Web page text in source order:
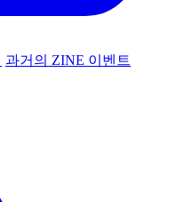
과거의 ZINE 이벤트